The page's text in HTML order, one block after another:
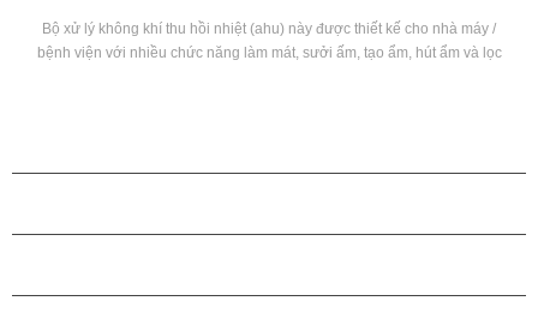
Bộ xử lý không khí thu hồi nhiệt (ahu) này được thiết kế cho nhà máy /
bệnh viện với nhiều chức năng làm mát, sưởi ấm, tạo ẩm, hút ẩm và lọc